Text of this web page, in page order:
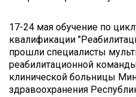
17-24 мая обучение по
квалификации
прошли специалисты
реабилитационной
клинической больницы
здравоохранения